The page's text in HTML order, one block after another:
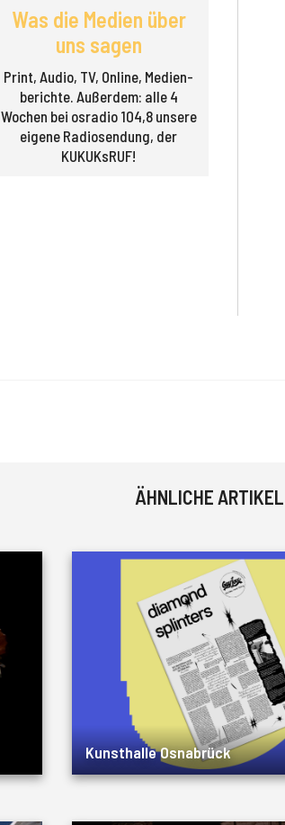
Was die Medien über
uns sagen
Print, Audio, TV, Online, Medien­
berichte. Außerdem: alle 4
Wochen bei osradio 104,8 unsere
eigene Radio­sendung, der
KUKUKsRUF!
ÄHNLICHE ARTIKEL
Kunsthalle Osnabrück